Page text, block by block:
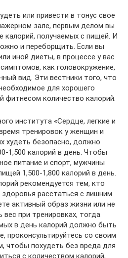
или привести в тонус свое
зале, первым делом вы
калорий, получаемых с пищей. И
и переборщить. Если вы
иной диеты, в процессе у вас
как головокружение,
вид. Эти вестники того, что
для хорошего
фитнесом количество калорий.
института «Сердце, легкие и
тренировок у женщин и
худеть безопасно, должно
1,500 калорий в день. Чтобы
питание и спорт, мужчины
1,500-1,800 калорий в день.
рекомендуется тем, кто
расстаться с лишним
активный образ жизни или не
при тренировках, тогда
в день калорий должно быть
проконсультируйтесь со своим
чтобы похудеть без вреда для
с количеством калорий,